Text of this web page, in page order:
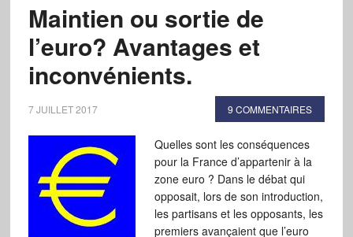
Maintien ou sortie de
l’euro? Avantages et
inconvénients.
7 JUILLET 2017 9 COMMENTAIRES
Quelles sont les conséquences
pour la France d’appartenir à la
zone euro ? Dans le débat qui
opposait, lors de son introduction,
les partisans et les opposants, les
premiers avançaient que l’euro